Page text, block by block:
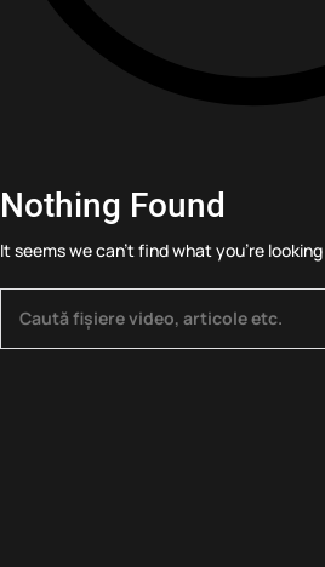
Nothing Found
It seems we can’t find what you’re